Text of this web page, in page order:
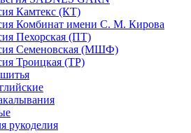
Камтекс (КТ)
Комбинат имени С. М. Кирова
Пехорская (ПТ)
Семеновская (МШФ)
Троицкая (ТР)
рукоделия